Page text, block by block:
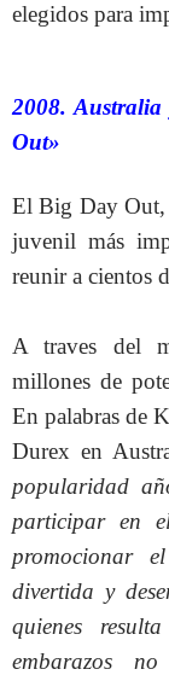
elegidos para
2008.
Out»
El Big Day Out,
juvenil más
reunir a cientos
A traves del
millones de
En palabras de
Durex en
popularidad
participar en
promocionar
divertida y
quienes
embarazos